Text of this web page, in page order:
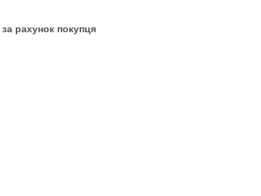
за рахунок покупця